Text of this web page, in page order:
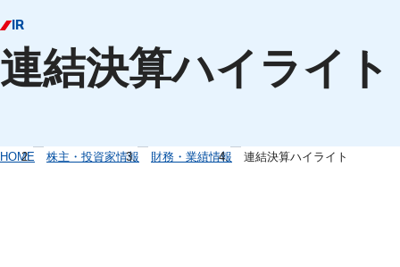
IR
連結決算ハイライト
HOME 株主・投資家情報 財務・業績情報 連結決算ハイライト